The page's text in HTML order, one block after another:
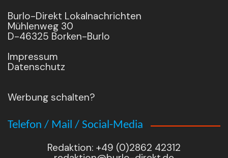
Burlo-Direkt Lokalnachrichten
Mühlenweg 30
D-46325 Borken-Burlo
Impressum
Datenschutz
Werbung schalten?
Telefon / Mail / Social-Media
Redaktion: +49 (0)2862 42312